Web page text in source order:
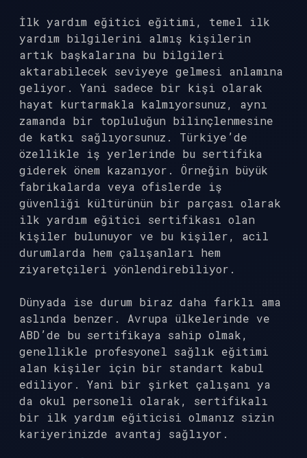
İlk yardım eğitici eğitimi, temel ilk
yardım bilgilerini almış kişilerin
artık başkalarına bu bilgileri
aktarabilecek seviyeye gelmesi anlamına
geliyor. Yani sadece bir kişi olarak
hayat kurtarmakla kalmıyorsunuz, aynı
zamanda bir topluluğun bilinçlenmesine
de katkı sağlıyorsunuz. Türkiye’de
özellikle iş yerlerinde bu sertifika
giderek önem kazanıyor. Örneğin büyük
fabrikalarda veya ofislerde iş
güvenliği kültürünün bir parçası olarak
ilk yardım eğitici sertifikası olan
kişiler bulunuyor ve bu kişiler, acil
durumlarda hem çalışanları hem
ziyaretçileri yönlendirebiliyor.
Dünyada ise durum biraz daha farklı ama
aslında benzer. Avrupa ülkelerinde ve
ABD’de bu sertifikaya sahip olmak,
genellikle profesyonel sağlık eğitimi
alan kişiler için bir standart kabul
ediliyor. Yani bir şirket çalışanı ya
da okul personeli olarak, sertifikalı
bir ilk yardım eğiticisi olmanız sizin
kariyerinizde avantaj sağlıyor.